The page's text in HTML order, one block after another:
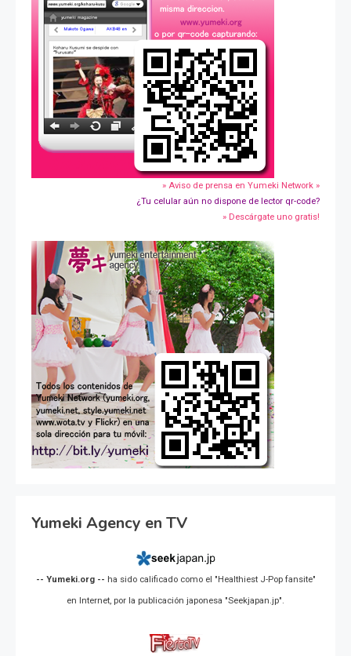
» Aviso de prensa en Yumeki Network »
¿Tu celular aún no dispone de lector qr-code?
» Descárgate uno gratis!
Yumeki Agency en TV
-- Yumeki.org -- ha sido calificado como el "Healthiest J-Pop fansite"
en Internet, por la publicación japonesa "Seekjapan.jp".